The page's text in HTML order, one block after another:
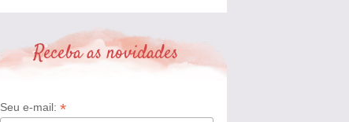
Receba as novidades
Seu e-mail: *